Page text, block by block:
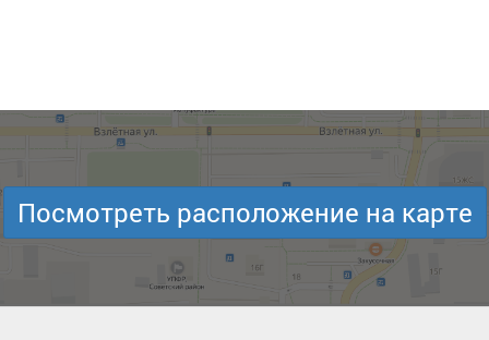
Посмотреть расположение на карте